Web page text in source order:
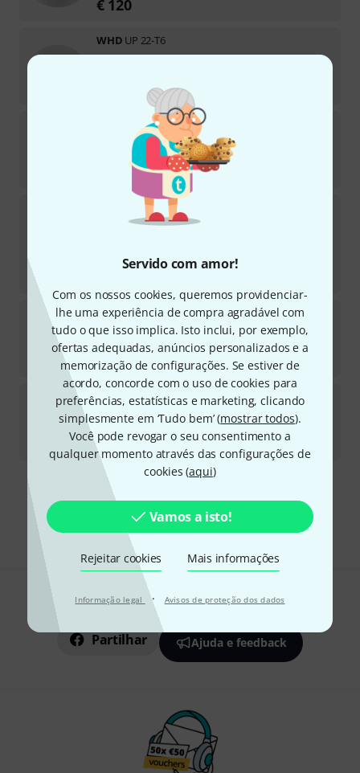
Servido com amor!
Com os nossos cookies, queremos providenciar-
lhe uma experiência de compra agradável com
tudo o que isso implica. Isto inclui, por exemplo,
ofertas adequadas, anúncios personalizados e a
memorização de configurações. Se estiver de
acordo, concorde com o uso de cookies para
preferências, estatísticas e marketing, clicando
simplesmente em ‘Tudo bem’ (mostrar todos).
Você pode revogar o seu consentimento a
qualquer momento através das configurações de
cookies (aqui)
Vamos a isto!
Rejeitar cookies Mais informações
Informação legal · Avisos de proteção dos dados
€ 120
WHD UP 22-T6
LR20 mono BJ UP
ZL 135-G-T6-RE 100V Wh B-Stock
71
WHDAMP 1200
Disponível a curto prazo (geralmente entre 2-5
dias)
€777
WHD LR15UP/ST Gira
3
Disponível a médio prazo (cerca de 1-2 semanas)
€ 39
Todos os preços incl. IVA
Gosta do que vê?
Partilhar Ajuda e feedback